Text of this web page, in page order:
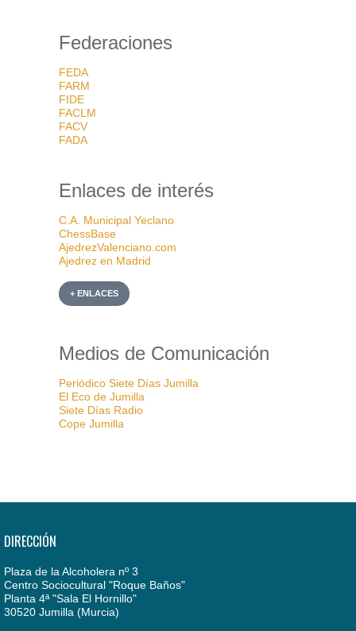
Federaciones
FEDA
FARM
FIDE
FACLM
FACV
FADA
Enlaces de interés
C.A. Municipal Yeclano
ChessBase
AjedrezValenciano.com
Ajedrez en Madrid
+ ENLACES
Medios de Comunicación
Periódico Siete Días Jumilla
El Eco de Jumilla
Siete Días Radio
Cope Jumilla
DIRECCIÓN
Plaza de la Alcoholera nº 3
Centro Sociocultural "Roque Baños"
Planta 4ª "Sala El Hornillo"
30520 Jumilla (Murcia)